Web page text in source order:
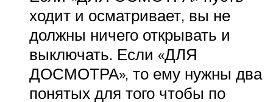
ходит и осматривает, вы не
должны ничего открывать и
выключать. Если «ДЛЯ
ДОСМОТРА», то ему нужны два
понятых для того чтобы по